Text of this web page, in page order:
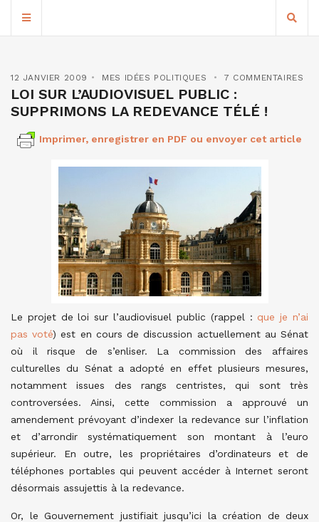
12 JANVIER 2009 MES IDÉES POLITIQUES 7 COMMENTAIRES
LOI SUR L’AUDIOVISUEL PUBLIC :
SUPPRIMONS LA REDEVANCE TÉLÉ !
Imprimer, enregistrer en PDF ou envoyer cet article
Le projet de loi sur l’audiovisuel public (rappel : que je n’ai
pas voté) est en cours de discussion actuellement au Sénat
où il risque de s’enliser. La commission des affaires
culturelles du Sénat a adopté en effet plusieurs mesures,
notamment issues des rangs centristes, qui sont très
controversées. Ainsi, cette commission a approuvé un
amendement prévoyant d’indexer la redevance sur l’inflation
et d’arrondir systématiquement son montant à l’euro
supérieur. En outre, les propriétaires d’ordinateurs et de
téléphones portables qui peuvent accéder à Internet seront
désormais assujettis à la redevance.
Or, le Gouvernement justifiait jusqu’ici la création de deux